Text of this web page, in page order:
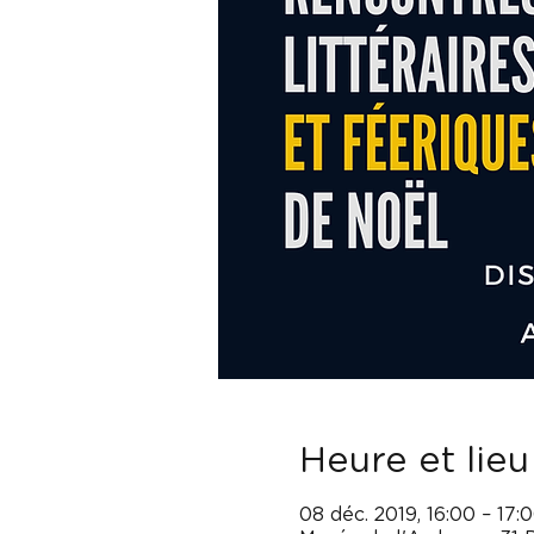
Heure et lieu
08 déc. 2019, 16:00 –